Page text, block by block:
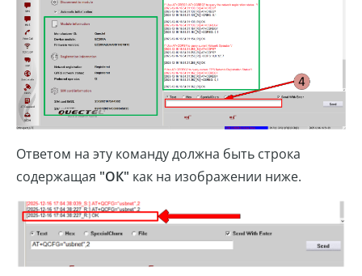
Ответом на эту команду должна быть строка
содержащая "ОК" как на изображении ниже.